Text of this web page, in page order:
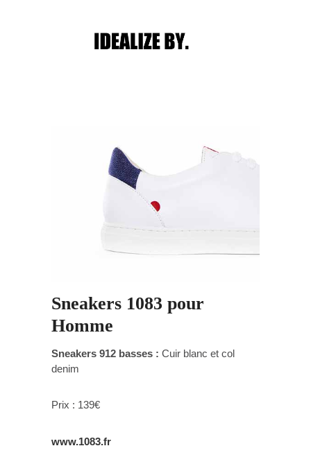
Sneakers 1083 pour
Homme
Sneakers 912 basses : Cuir blanc et col
denim
Prix : 139€
www.1083.fr